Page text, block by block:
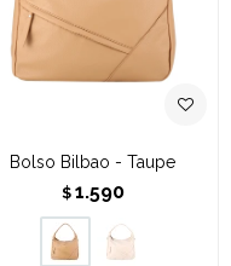
Bolso Bilbao - Taupe
$ 1.590